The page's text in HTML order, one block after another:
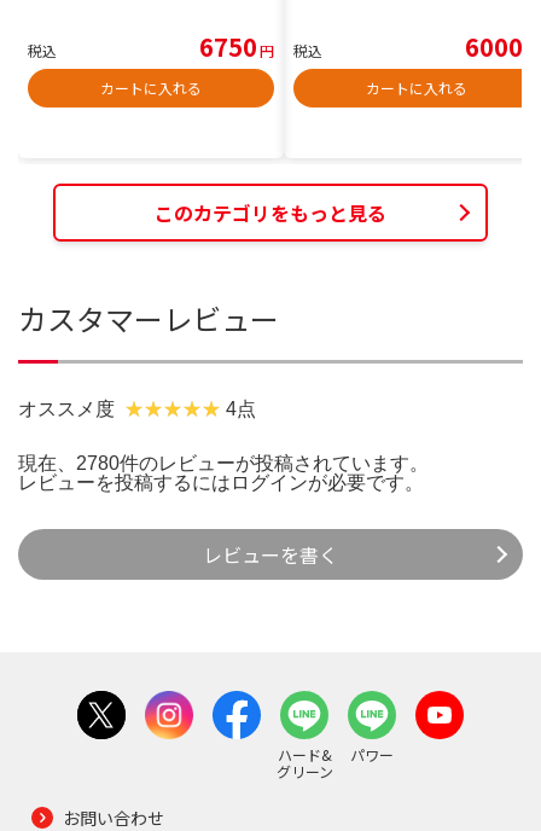
税込 6750円
カートに入れる
税込 6000
カートに入れる
このカテゴリをもっと見る
カスタマーレビュー
オススメ度 4点
現在、2780件のレビューが投稿されています。
レビューを投稿するには ログインが必要です。
レビューを書く
ハード&
グリーン
パワー
お問い合わせ